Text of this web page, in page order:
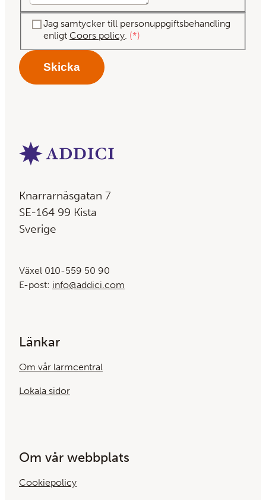
Jag samtycker till personuppgiftsbehandling
enligtCoors policy. *
Knarrarnäsgatan 7
SE-164 99 Kista
Sverige
Växel 010-559 50 90
E-post: info@addici.com
Länkar
Om vår larmcentral
Lokala sidor
Om vår webbplats
Cookiepolicy